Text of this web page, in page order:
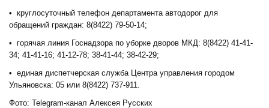
• круглосуточный телефон департамента автодорог для
обращений граждан: 8(8422) 79-50-14;
• горячая линия Госнадзора по уборке дворов МКД: 8(8422) 41-41-
34; 41-41-16; 41-12-78; 38-41-44; 38-42-29;
• единая диспетчерская служба Центра управления городом
Ульяновска: 05 или 8(8422) 737-911.
Фото: Telegram-канал Алексея Русских